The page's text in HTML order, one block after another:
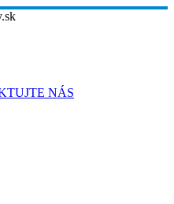
NÁS